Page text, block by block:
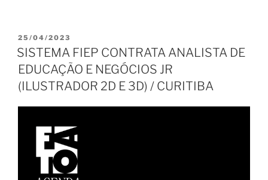
PUBLICADO
EM
25/04/2023
SISTEMA FIEP CONTRATA ANALISTA DE
EDUCAÇÃO E NEGÓCIOS JR
(ILUSTRADOR 2D E 3D) / CURITIBA